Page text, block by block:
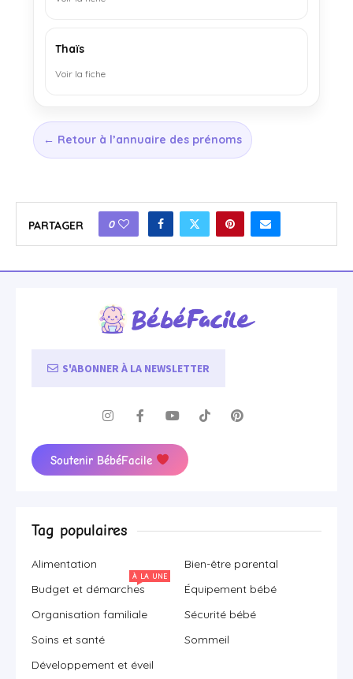
Thaïs
Voir la fiche
← Retour à l’annuaire des prénoms
PARTAGER 0
S'ABONNER À LA NEWSLETTER
Soutenir BébéFacile
Tag populaires
Alimentation
Bien-être parental
Budget et démarches
À LA UNE
Équipement bébé
Organisation familiale
Sécurité bébé
Soins et santé
Sommeil
Développement et éveil